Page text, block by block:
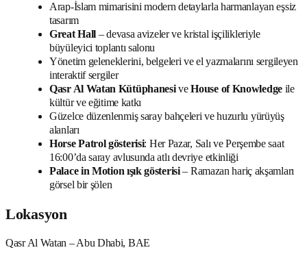
Arap-İslam mimarisini modern detaylarla harmanlayan eşsiz
tasarım
Great Hall – devasa avizeler ve kristal işçilikleriyle
büyüleyici toplantı salonu
Yönetim geleneklerini, belgeleri ve el yazmalarını sergileyen
interaktif sergiler
Qasr Al Watan KütüphanesiveHouse of Knowledgeile
kültür ve eğitime katkı
Güzelce düzenlenmiş saray bahçeleri ve huzurlu yürüyüş
alanları
Horse Patrol gösterisi: Her Pazar, Salı ve Perşembe saat
16:00’da saray avlusunda atlı devriye etkinliği
Palace in Motion ışık gösterisi– Ramazan hariç akşamları
görsel bir şölen
Lokasyon
Qasr Al Watan – Abu Dhabi, BAE